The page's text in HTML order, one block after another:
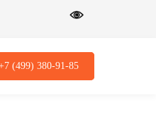
(499) 380-91-85